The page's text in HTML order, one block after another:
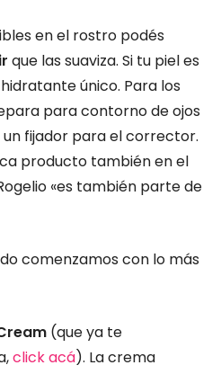
en el rostro podés
que las suaviza. Si tu piel es
único. Para los
para contorno de ojos
fijador para el corrector.
producto también en el
«es también parte de
comenzamos con lo más
(que ya te
click acá). La crema